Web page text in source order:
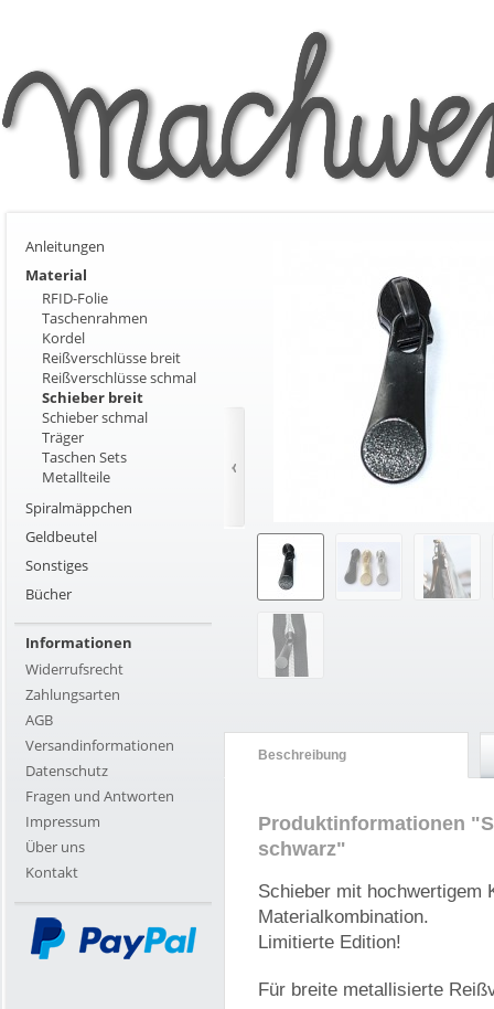
Anleitungen
Material
RFID-Folie
Taschenrahmen
Kordel
Reißverschlüsse breit
Reißverschlüsse schmal
Schieber breit
Schieber schmal
Träger
Taschen Sets
Metallteile
Spiralmäppchen
Geldbeutel
Sonstiges
Bücher
Informationen
Widerrufsrecht
Zahlungsarten
AGB
Versandinformationen
Datenschutz
Fragen und Antworten
Impressum
Über uns
Kontakt
Beschreibung
Produktinformationen
schwarz"
Schieber mit hochwertigem
Materialkombination.
Limitierte Edition!
Für breite metallisierte